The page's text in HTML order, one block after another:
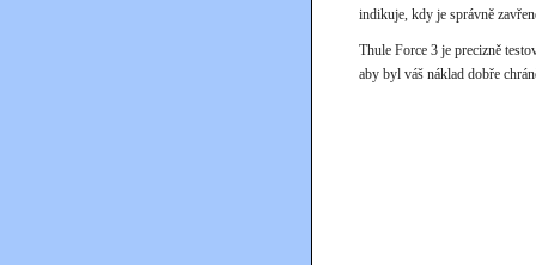
indikuje, kdy je správně
Thule Force 3 je precizně
aby byl váš náklad dobře